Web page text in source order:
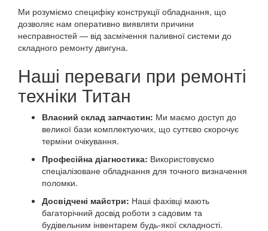
Ми розуміємо специфіку конструкції обладнання, що
дозволяє нам оперативно виявляти причини
несправностей — від засмічення паливної системи до
складного ремонту двигуна.
Наші переваги при ремонті
техніки Титан
Власний склад запчастин: Ми маємо доступ до
великої бази комплектуючих, що суттєво скорочує
терміни очікування.
Професійна діагностика: Використовуємо
спеціалізоване обладнання для точного визначення
поломки.
Досвідчені майстри: Наші фахівці мають
багаторічний досвід роботи з садовим та
будівельним інвентарем будь-якої складності.